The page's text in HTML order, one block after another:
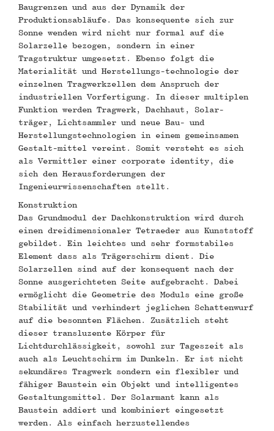
Baugrenzen und aus der Dynamik der
Produktionsabläufe. Das konsequente sich zur
Sonne wenden wird nicht nur formal auf die
Solarzelle bezogen, sondern in einer
Tragstruktur umgesetzt. Ebenso folgt die
Materialität und Herstellungs-technologie der
einzelnen Tragwerkzellen dem Anspruch der
industriellen Vorfertigung. In dieser multiplen
Funktion werden Tragwerk, Dachhaut, Solar-
träger, Lichtsammler und neue Bau- und
Herstellungstechnologien in einem gemeinsamen
Gestalt-mittel vereint. Somit versteht es sich
als Vermittler einer corporate identity, die
sich den Herausforderungen der
Ingenieurwissenschaften stellt.
Konstruktion
Das Grundmodul der Dachkonstruktion wird durch
einen dreidimensionaler Tetraeder aus Kunststoff
gebildet. Ein leichtes und sehr formstabiles
Element dass als Trägerschirm dient. Die
Solarzellen sind auf der konsequent nach der
Sonne ausgerichteten Seite aufgebracht. Dabei
ermöglicht die Geometrie des Moduls eine große
Stabilität und verhindert jeglichen Schattenwurf
auf die besonnten Flächen. Zusätzlich steht
dieser transluzente Körper für
Lichtdurchlässigkeit, sowohl zur Tageszeit als
auch als Leuchtschirm im Dunkeln. Er ist nicht
sekundäres Tragwerk sondern ein flexibler und
fähiger Baustein ein Objekt und intelligentes
Gestaltungsmittel. Der Solarmant kann als
Baustein addiert und kombiniert eingesetzt
werden. Als einfach herzustellendes